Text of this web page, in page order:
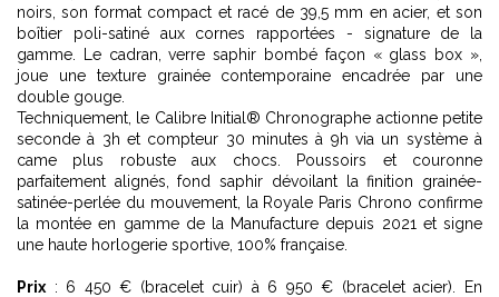
noirs, son format compact et racé de 39,5 mm en acier, et son
boîtier poli-satiné aux cornes rapportées - signature de la
gamme. Le cadran, verre saphir bombé façon « glass box »,
joue une texture grainée contemporaine encadrée par une
double gouge.
Techniquement, le Calibre Initial® Chronographe actionne petite
seconde à 3h et compteur 30 minutes à 9h via un système à
came plus robuste aux chocs. Poussoirs et couronne
parfaitement alignés, fond saphir dévoilant la finition grainée-
satinée-perlée du mouvement, la Royale Paris Chrono confirme
la montée en gamme de la Manufacture depuis 2021 et signe
une haute horlogerie sportive, 100% française.
Prix : 6 450 € (bracelet cuir) à 6 950 € (bracelet acier). En